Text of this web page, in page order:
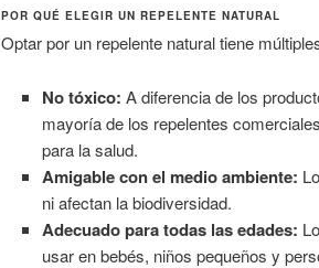
POR QUÉ ELEGIR UN REPELENTE NATURAL
Optar por un repelente natural tiene
No tóxico: A diferencia de los
mayoría de los repelentes
para la salud.
Amigable con el medio ambiente:
ni afectan la biodiversidad.
Adecuado para todas las edades:
usar en bebés, niños pequeños y